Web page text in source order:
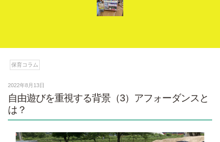
保育コラム
2022年8月13日
自由遊びを重視する背景（3）アフォーダンスと
は？